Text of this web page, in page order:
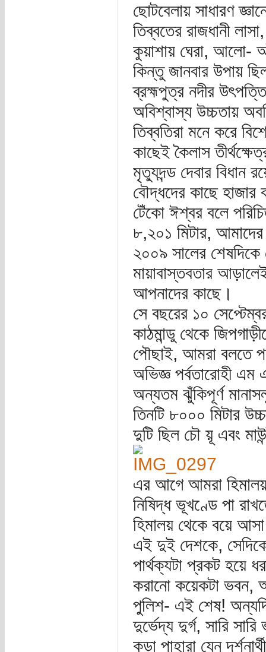
ছোটবেলায় সাধারণ
তিব্বতের রাজধানী
কুয়াশায় ঘেরা, আলো-
কিন্তু জানবার উপায়
ব্রহ্মপুত্র নদীর
অবিশ্বাস্য উচ্চতায়
তিব্বতিরা মনে করে
কাছেই কৈলাস
মৃত্যুদন্ড দেবার বিধান
বৌদ্ধদের কাছে হাজার
টেঁকো ঈশ্বর বলে
৮,২০১ মিটার, আমাদের
২০০৯ সালের
মায়াবাস্তবতার
আপনাদের কাছে।
সে বছরের ১০
কাঠমান্ডু থেকে
পৌছাই, আমরা বলতে
অভিজ্ঞ পর্বতারোহী
অন্যতম ঝুঁকিপূর্ণ
তিনটি ৮০০০ মিটার
দুটি ছিল চৌ য়ূ এবং
এর আগে আমরা
নিষিদ্ধ ভূখণ্ডে পা
হিমালয় থেকে বয়ে
এই দুই দেশকে,
পার্থক্যটা প্রকট হয়ে
করানো কয়েকটা ভবন,
পুলিশ- এই শেষ!
দুর্ভেদ্য দুর্গ, সারি
কড়া পাহারা যেন